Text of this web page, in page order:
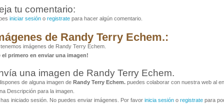
tu comentario:
iniciar sesión o registrate para hacer algún comentario.
de Randy Terry Echem.:
imágenes de Randy Terry Echem.
el primero en enviar una imagen!
una imagen de Randy Terry Echem.
de alguna imagen de Randy Terry Echem. puedes colaborar con nuestra web al
Descripción para la imagen.
iniciado sesión. No puedes enviar imágenes. Por favor inicia sesión o registrate para